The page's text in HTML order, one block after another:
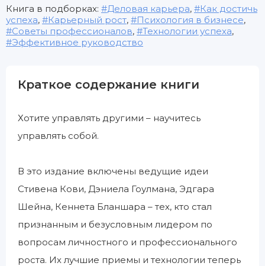
Книга в подборках: Деловая карьера,
Как достичь
успеха, Карьерный рост, Психология в бизнесе,
Советы профессионалов, Технологии успеха,
Эффективное руководство
Краткое содержание книги
Хотите управлять другими – научитесь
управлять собой.
В это издание включены ведущие идеи
Стивена Кови, Дэниела Гоулмана, Эдгара
Шейна, Кеннета Бланшара – тех, кто стал
признанным и безусловным лидером по
вопросам личностного и профессионального
роста. Их лучшие приемы и технологии теперь